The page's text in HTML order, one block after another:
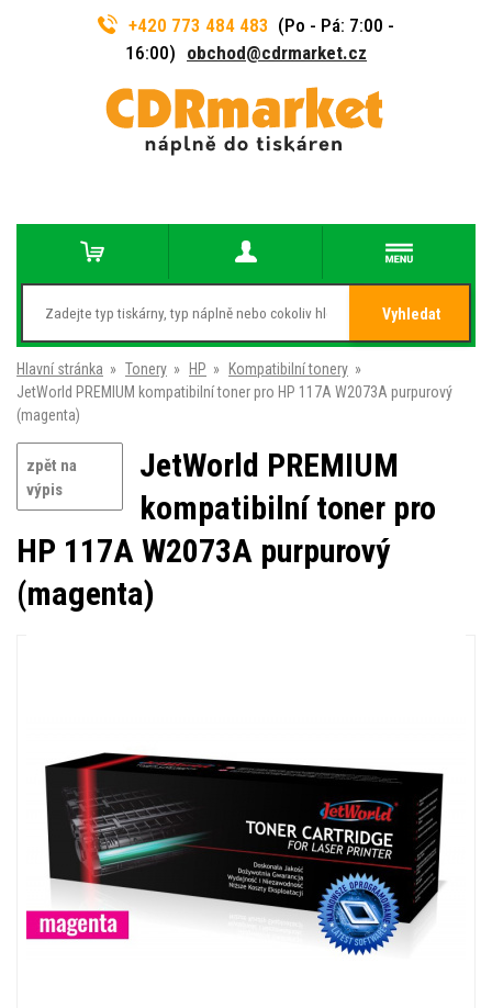
+420 773 484 483 (Po - Pá: 7:00 -
16:00) obchod@cdrmarket.cz
Vyhledat
Hlavní stránka » Tonery » HP » Kompatibilní tonery »
JetWorld PREMIUM kompatibilní toner pro HP 117A W2073A purpurový
(magenta)
zpět na
výpis
JetWorld PREMIUM
kompatibilní toner pro
HP 117A W2073A purpurový
(magenta)